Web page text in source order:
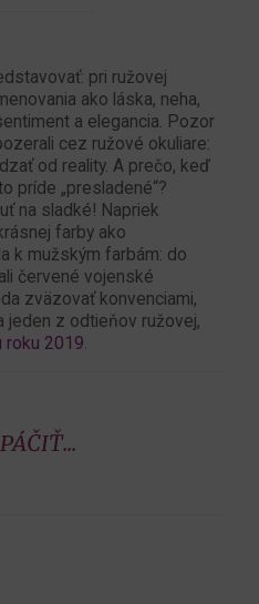
pri ružovej
ako láska, neha,
a elegancia. Pozor
cez ružové okuliare:
od reality. A prečo, keď
príde „presladené“?
na sladké! Napriek
farby ako
k mužským farbám: do
červené vojenské
zväzovať konvenciami,
jeden z odtieňov ružovej,
roku 2019.